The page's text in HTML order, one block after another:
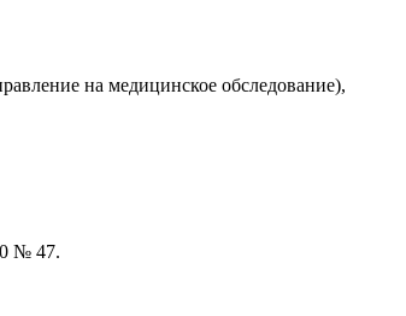
на медицинское обследование),
№ 47.